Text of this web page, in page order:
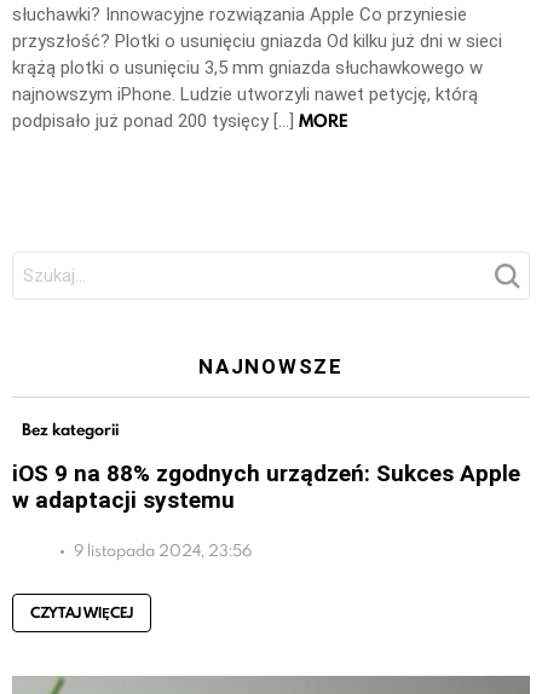
słuchawki? Innowacyjne rozwiązania Apple Co przyniesie
przyszłość? Plotki o usunięciu gniazda Od kilku już dni w sieci
krążą plotki o usunięciu 3,5 mm gniazda słuchawkowego w
najnowszym iPhone. Ludzie utworzyli nawet petycję, którą
podpisało już ponad 200 tysięcy […] MORE
NAJNOWSZE
Bez kategorii
iOS 9 na 88% zgodnych urządzeń: Sukces Apple
w adaptacji systemu
9 listopada 2024, 23:56
CZYTAJ WIĘCEJ